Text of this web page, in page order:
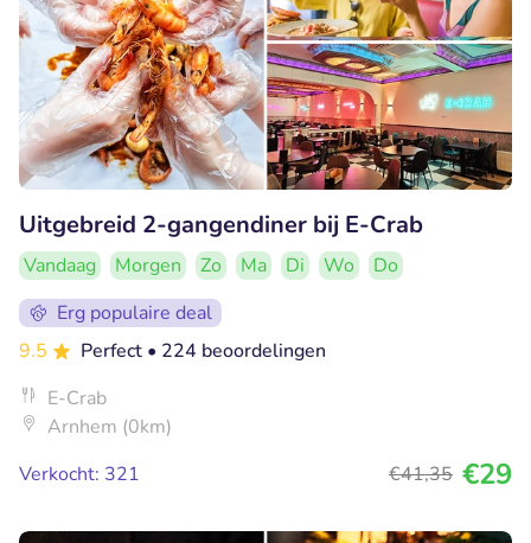
Uitgebreid 2-gangendiner bij E-Crab
Vandaag Morgen Zo Ma Di Wo
Do
Erg populaire deal
9.5
Perfect • 224 beoordelingen
E-Crab
Arnhem (0km)
Verkocht: 321
€41,35 €29